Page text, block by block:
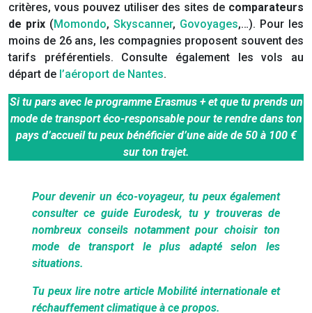
critères, vous pouvez utiliser des sites de comparateurs
de prix (Momondo, Skyscanner, Govoyages,…). Pour les
moins de 26 ans, les compagnies proposent souvent des
tarifs préférentiels. Consulte également les vols au
départ de l’aéroport de Nantes.
Si tu pars avec le programme Erasmus + et que tu prends un
mode de transport éco-responsable pour te rendre dans ton
pays d’accueil tu peux bénéficier d’une aide de 50 à 100 €
sur ton trajet.
Pour devenir un éco-voyageur, tu peux également
consulter ce guide Eurodesk, tu y trouveras de
nombreux conseils notamment pour choisir ton
mode de transport le plus adapté selon les
situations.
Tu peux lire notre articleMobilité internationale et
réchauffement climatiqueà ce propos.